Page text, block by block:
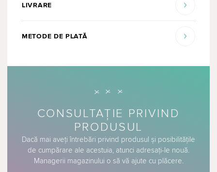
LIVRARE
METODE DE PLATĂ
CONSULTAȚIE PRIVIND
PRODUSUL
Dacă mai aveți întrebări privind produsul și posibilitățile
de cumpărare ale acestuia, atunci adresați-le nouă.
Managerii magazinului o să vă ajute cu plăcere.